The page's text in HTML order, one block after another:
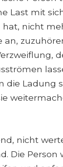
Last mit
hat, nicht
an,
die Ladung
nicht
Die Person